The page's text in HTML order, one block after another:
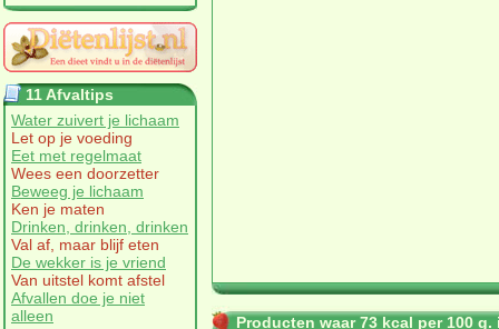
11 Afvaltips
Water zuivert je lichaam
Let op je voeding
Eet met regelmaat
Wees een doorzetter
Beweeg je lichaam
Ken je maten
Drinken, drinken, drinken
Val af, maar blijf eten
De wekker is je vriend
Van uitstel komt afstel
Afvallen doe je niet
alleen
Producten waar 73 kcal per 100